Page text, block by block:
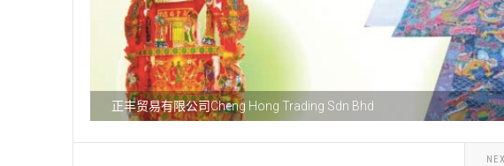
正丰贸易有限公司Cheng Hong Trading Sdn Bhd